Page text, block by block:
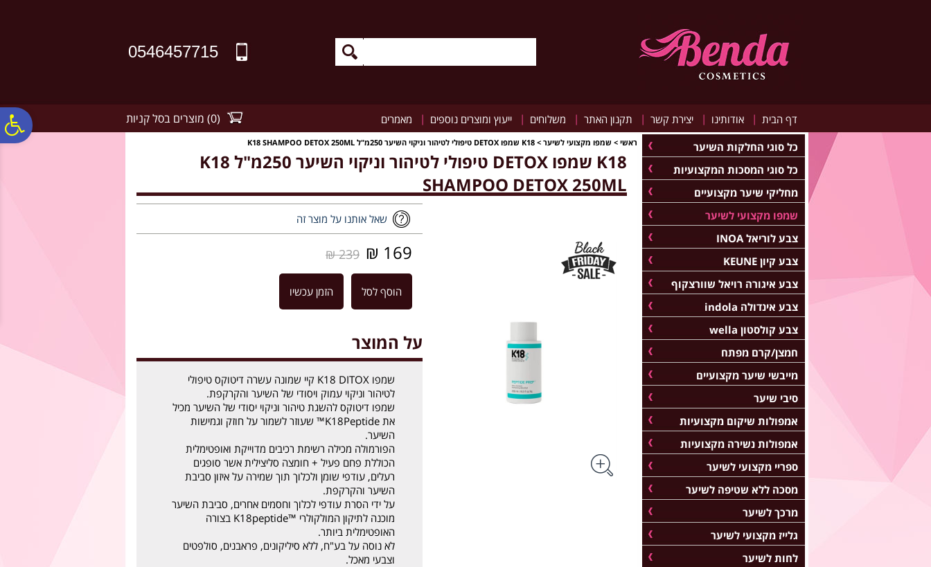
0546457715
דף הבית | אודותינו | יצירת קשר | תקנון האתר | משלוחים | ייעוץ ומוצרים נוספים | מאמרים (
0
) מוצרים בסל קניות
ראשי > שמפו מקצועי לשיער > K18 שמפו DETOX טיפולי לטיהור וניקוי השיער 250מ"ל K18 SHAMPOO DETOX 250ML
K18 שמפו DETOX טיפולי לטיהור וניקוי השיער 250מ"ל K18
SHAMPOO DETOX 250ML
שאל אותנו על מוצר זה
169 ₪
239 ₪
הוסף לסל הזמן עכשיו
על המוצר
שמפו K18 DITOX קיי שמונה עשרה דיטוקס טיפולי
לטיהור וניקוי עמוק ויסודי של השיער והקרקפת.
שמפו דיטוקס להשגת טיהור וניקוי יסודי של השיער מכיל
את K18Peptide™ שעוזר לשמור על חוזק וגמישות
השיער.
הפורמולה מכילה רשימת רכיבים מדוייקת ואופטימלית
הכוללת פחם פעיל + חומצה סליצילית אשר סופגים
רעלים, עודפי שומן ולכלוך תוך שמירה על איזון סביבת
השיער והקרקפת.
על ידי הסרת עודפי לכלוך וחסמים אחרים, סביבת השיער
מוכנה לתיקון המולקולרי ™K18peptide בצורה
האופטימלית ביותר.
לא נוסה על בע"ח, ללא סיליקונים, פראבנים, סולפטים
וצבעי מאכל.
כל סוגי החלקות השיער
כל סוגי המסכות המקצועיות
מחליקי שיער מקצועיים
שמפו מקצועי לשיער
צבע לוריאל INOA
צבע קיון KEUNE
צבע איגורה רויאל שוורצקוף
צבע אינדולה indola
צבע קולסטון wella
חמצן/קרם מפתח
מייבשי שיער מקצועיים
סיבי שיער
אמפולות שיקום מקצועיות
אמפולות נשירה מקצועיות
ספריי מקצועי לשיער
מסכה ללא שטיפה לשיער
מרכך לשיער
גלייז מקצועי לשיער
לחות לשיער